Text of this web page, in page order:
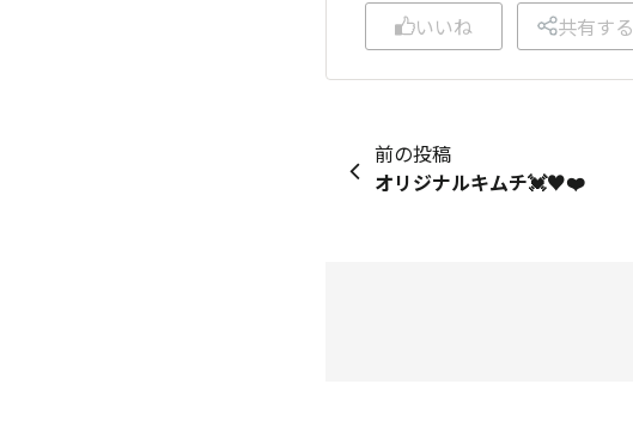
いいね 共有する
前の投稿
オリジナルキムチ💓♥️❤️